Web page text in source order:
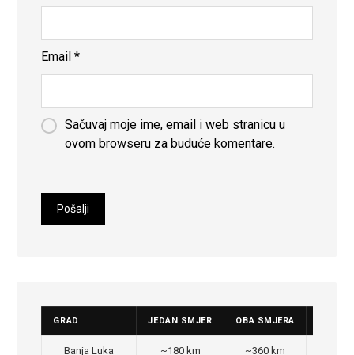
Email*
Sačuvaj moje ime, email i web stranicu u
ovom browseru za buduće komentare.
GRAD JEDAN SMJER OBA SMJERA
Banja Luka ~180 km ~360 km